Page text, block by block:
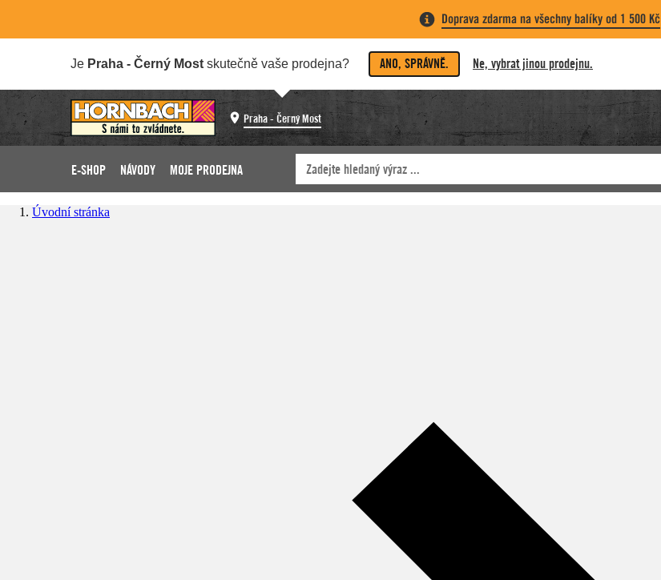
Doprava zdarma na všechny balíky od 1 500 Kč
Je Praha - Černý Most skutečně vaše prodejna? ANO, SPRÁVNĚ. Ne, vybrat jinou prodejnu.
Praha - Černý Most
E-SHOP NÁVODY MOJE PRODEJNA
Úvodní stránka